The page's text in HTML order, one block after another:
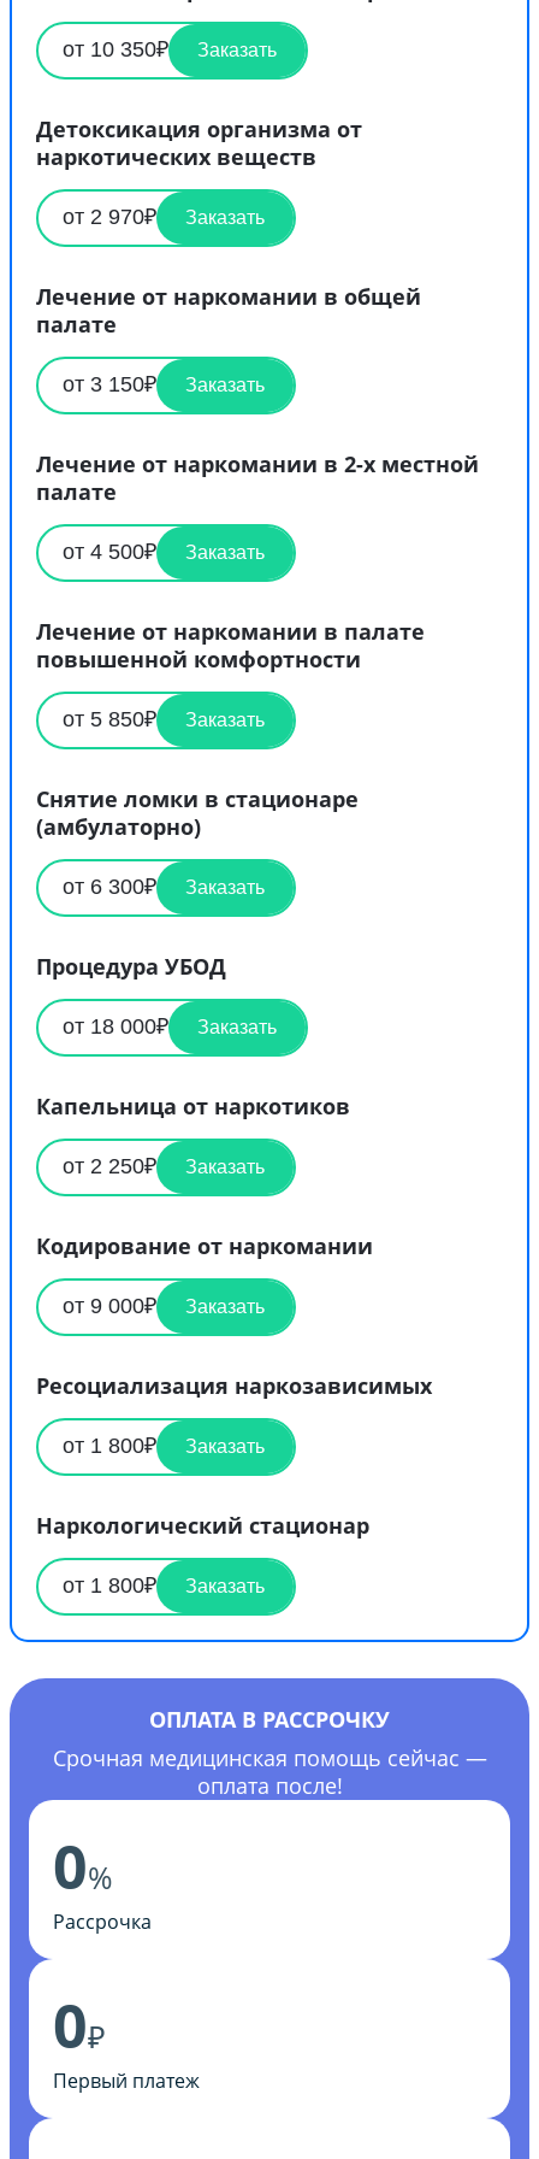
от 10 350₽ Заказать
Детоксикация организма от
наркотических веществ
от 2 970₽ Заказать
Лечение от наркомании в общей
палате
от 3 150₽ Заказать
Лечение от наркомании в 2-х местной
палате
от 4 500₽ Заказать
Лечение от наркомании в палате
повышенной комфортности
от 5 850₽ Заказать
Снятие ломки в стационаре
(амбулаторно)
от 6 300₽ Заказать
Процедура УБОД
от 18 000₽ Заказать
Капельница от наркотиков
от 2 250₽ Заказать
Кодирование от наркомании
от 9 000₽ Заказать
Ресоциализация наркозависимых
от 1 800₽ Заказать
Наркологический стационар
от 1 800₽ Заказать
ОПЛАТА В РАССРОЧКУ
Срочная медицинская помощь сейчас —
оплата после!
0%
Рассрочка
0₽
Первый платеж